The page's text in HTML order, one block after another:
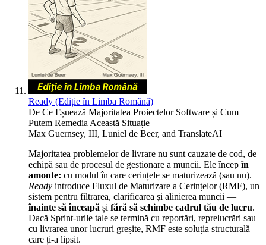
Ready (Ediție în Limba Română)
De Ce Eșuează Majoritatea Proiectelor Software și Cum
Putem Remedia Această Situație
Max Guernsey, III, Luniel de Beer, and TranslateAI
Majoritatea problemelor de livrare nu sunt cauzate de cod, de
echipă sau de procesul de gestionare a muncii. Ele începîn
amonte: cu modul în care cerințele se maturizează (sau nu).
Ready introduce Fluxul de Maturizare a Cerințelor (RMF), un
sistem pentru filtrarea, clarificarea și alinierea muncii —
înainte să înceapă și fără să schimbe cadrul tău de lucru.
Dacă Sprint-urile tale se termină cu reportări, reprelucrări sau
cu livrarea unor lucruri greșite, RMF este soluția structurală
care ți-a lipsit.